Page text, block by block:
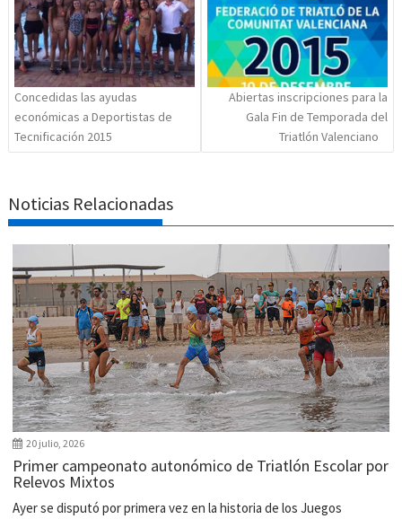
Concedidas las ayudas
económicas a Deportistas de
Tecnificación 2015
Abiertas inscripciones para la
Gala Fin de Temporada del
Triatlón Valenciano
Noticias Relacionadas
20 julio, 2026
Primer campeonato autonómico de Triatlón Escolar por
Relevos Mixtos
Ayer se disputó por primera vez en la historia de los Juegos